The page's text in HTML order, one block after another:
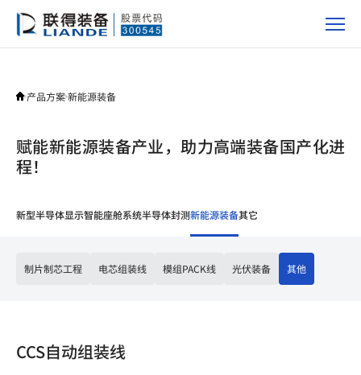
产品方案新能源装备
赋能新能源装备产业，助力高端装备国产化进
程！
新型半导体显示智能座舱系统半导体封测新能源装备其它
制片制芯工程 电芯组装线 模组PACK线 光伏装备 其他
CCS自动组装线